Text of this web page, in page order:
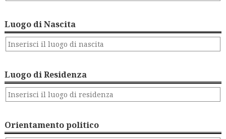
Luogo di Nascita
Luogo di Residenza
Orientamento politico